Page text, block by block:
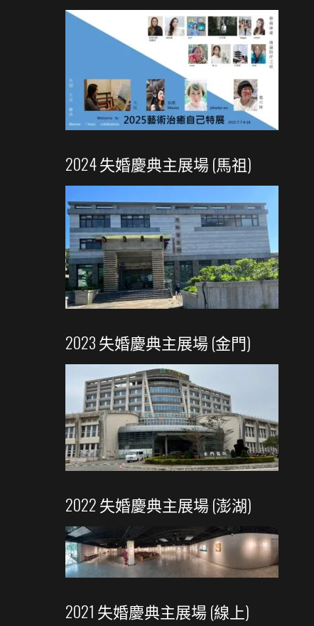
2024 失婚慶典主展場 (馬祖)
2023 失婚慶典主展場 (金門)
2022 失婚慶典主展場 (澎湖)
2021 失婚慶典主展場 (線上)